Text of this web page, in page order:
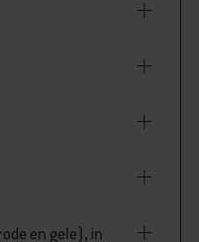
en gele), in